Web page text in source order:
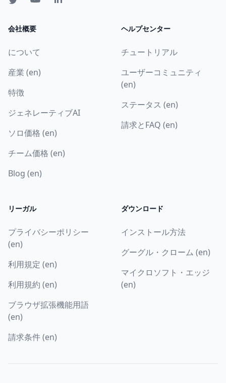
会社概要
について
産業 (en)
特徴
ジェネレーティブAI
ソロ価格 (en)
チーム価格 (en)
Blog (en)
ヘルプセンター
チュートリアル
ユーザーコミュニティ
(en)
ステータス (en)
請求とFAQ (en)
リーガル
プライバシーポリシー
(en)
利用規定 (en)
利用規約 (en)
ブラウザ拡張機能用語
(en)
請求条件 (en)
ダウンロード
インストール方法
グーグル・クローム (en)
マイクロソフト・エッジ
(en)